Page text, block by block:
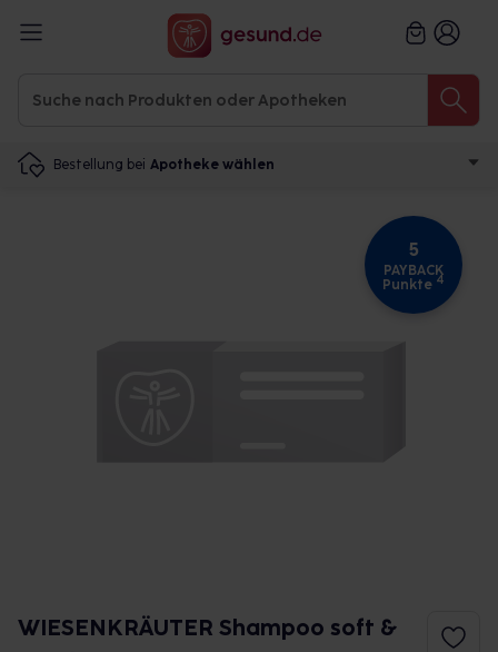
Bestellung bei Apotheke wählen
5
PAYBACK
Punkte 4
WIESENKRÄUTER Shampoo soft &